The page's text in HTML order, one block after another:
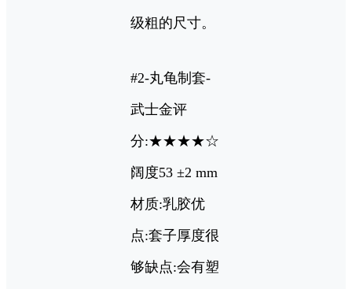
级粗的尺寸。
#2-丸龟制套-
武士金评
分:★★★★☆
阔度53 ±2 mm
材质:乳胶优
点:套子厚度很
够缺点:会有塑